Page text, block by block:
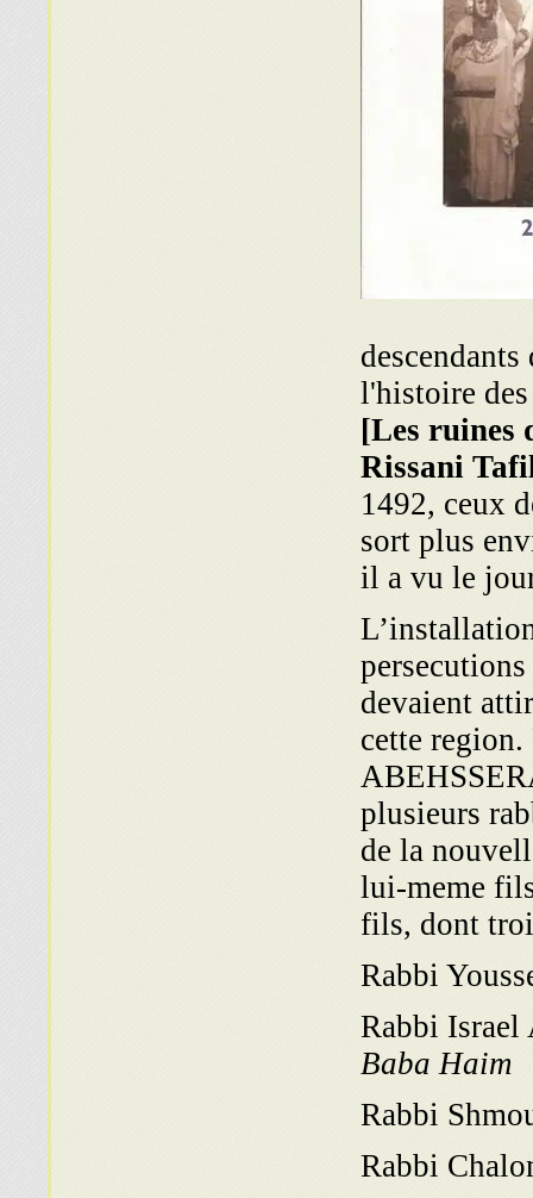
l'histoire des
[Les ruines
Rissani
1492, ceux
sort plus
il a vu le
devaient
cette
plusieurs
de la
lui-meme
fils, dont
Rabbi
Rabbi
Baba Haim
Rabbi
Rabbi